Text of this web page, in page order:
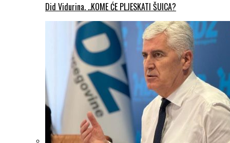
Did Vidurina. ..KOME ĆE PLJESKATI ŠUICA?